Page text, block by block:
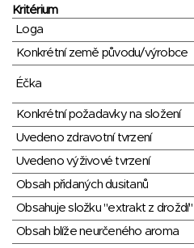
Kritérium
Loga
Konkrétní země původu/výrobce
Éčka
Konkrétní požadavky na složení
Uvedeno zdravotní tvrzení
Uvedeno výživové tvrzení
Obsah přidaných dusitanů
Obsahuje složku "extrakt z droždí"
Obsah blíže neurčeného aroma